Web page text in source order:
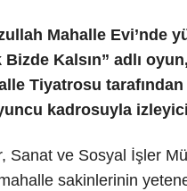
Mahalle Evi’nde
Bizde Kalsın” adlı
Tiyatrosu
kadrosuyla
Sanat ve Sosyal İşler
sakinlerinin